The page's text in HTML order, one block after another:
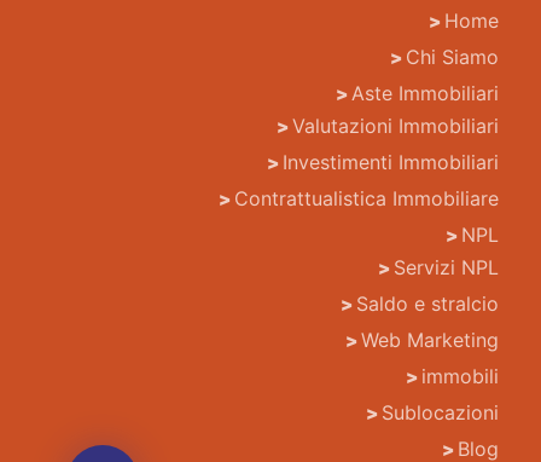
Home
Chi Siamo
Aste Immobiliari
Valutazioni Immobiliari
Investimenti Immobiliari
Contrattualistica Immobiliare
NPL
Servizi NPL
Saldo e stralcio
Web Marketing
immobili
Sublocazioni
Blog